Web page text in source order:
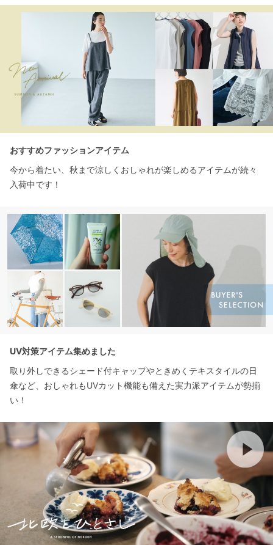
おすすめファッションアイテム
今から着たい、秋まで涼しくおしゃれが楽しめるアイテムが続々
入荷中です！
UV対策アイテム集めました
取り外しできるシェード付キャップやときめくテキスタイルの日
傘など、おしゃれもUVカット機能も備えた実力派アイテムが勢揃
い！